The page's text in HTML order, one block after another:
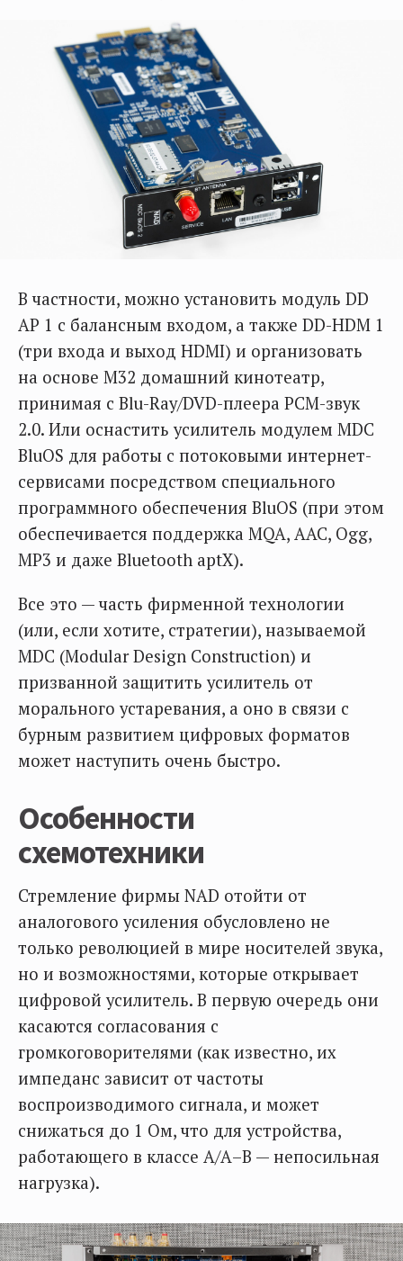
В частности, можно установить модуль DD
AP 1 с балансным входом, а также DD-HDM 1
(три входа и выход HDMI) и организовать
на основе М32 домашний кинотеатр,
принимая с Blu-Ray/DVD-плеера РСМ-звук
2.0. Или оснастить усилитель модулем MDC
BluOS для работы с потоковыми интернет-
сервисами посредством специального
программного обеспечения BluOS (при этом
обеспечивается поддержка MQA, AAC, Ogg,
MP3 и даже Bluetooth aptX).
Все это — часть фирменной технологии
(или, если хотите, стратегии), называемой
MDC (Modular Design Construction) и
призванной защитить усилитель от
морального устаревания, а оно в связи с
бурным развитием цифровых форматов
может наступить очень быстро.
Особенности
схемотехники
Стремление фирмы NAD отойти от
аналогового усиления обусловлено не
только революцией в мире носителей звука,
но и возможностями, которые открывает
цифровой усилитель. В первую очередь они
касаются согласования с
громкоговорителями (как известно, их
импеданс зависит от частоты
воспроизводимого сигнала, и может
снижаться до 1 Ом, что для устройства,
работающего в классе A/А–В — непосильная
нагрузка).